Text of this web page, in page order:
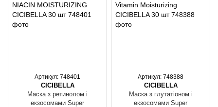
Артикул: 748401
CICIBELLA
Маска з ретинолом і
екзосомами Super
Артикул: 748388
CICIBELLA
Маска з глутатіоном і
екзосомами Super